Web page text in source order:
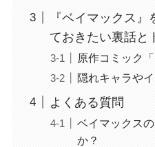
『ベイマックス
ておきたい裏話と
原作コミック
隠れキャラや
よくある質問
ベイマックス
か？